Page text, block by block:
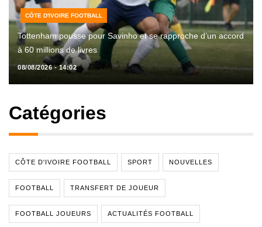
CÔTE D'IVOIRE FOOTBALL
Tottenham pousse pour Savinho et se rapproche d’un accord
à 60 millions de livres
08/08/2026 - 14:02
Catégories
CÔTE D'IVOIRE FOOTBALL SPORT NOUVELLES
FOOTBALL TRANSFERT DE JOUEUR
FOOTBALL JOUEURS ACTUALITÉS FOOTBALL